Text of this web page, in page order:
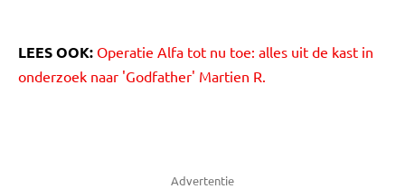
LEES OOK: Operatie Alfa tot nu toe: alles uit de kast in
onderzoek naar 'Godfather' Martien R.
Advertentie